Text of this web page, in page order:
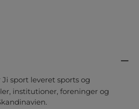
Ji sport leveret sports og
institutioner, foreninger og